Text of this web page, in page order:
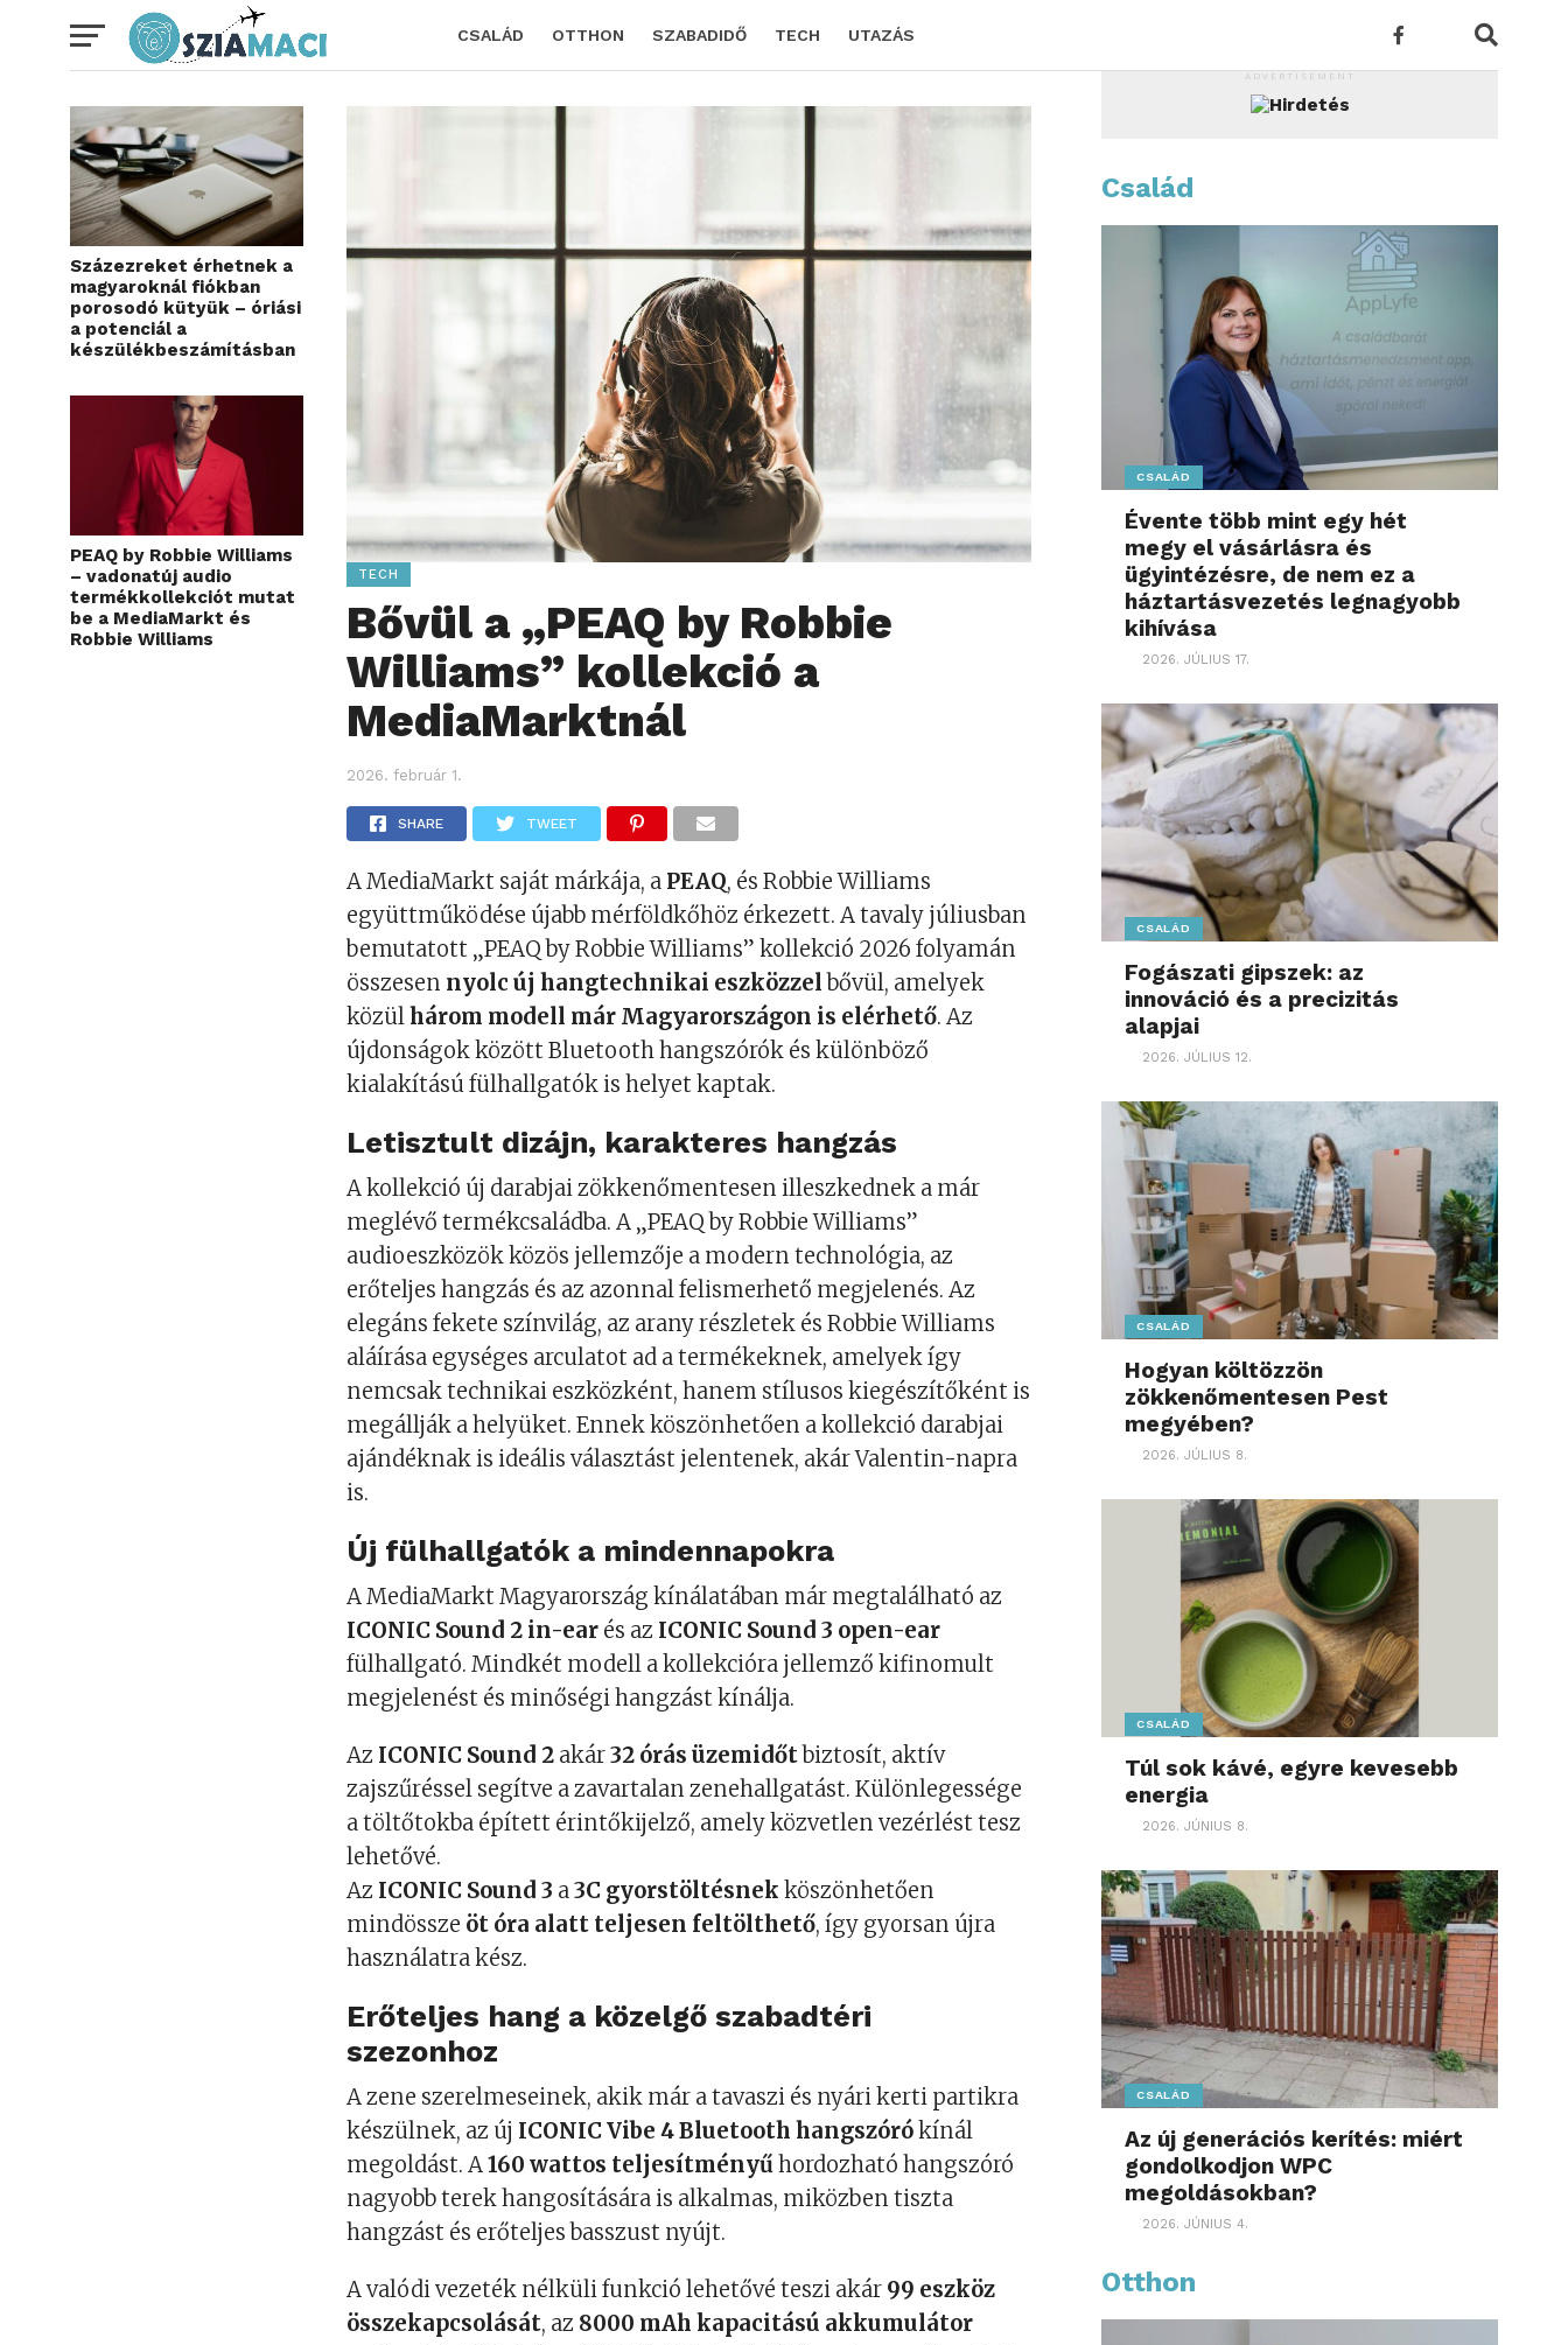
CSALÁD OTTHON SZABADIDŐ TECH UTAZÁS
Százezreket érhetnek a
magyaroknál fiókban
porosodó kütyük – óriási
a potenciál a
készülékbeszámításban
PEAQ by Robbie Williams
– vadonatúj audio
termékkollekciót mutat
be a MediaMarkt és
Robbie Williams
TECH
Bővül a „PEAQ by Robbie
Williams” kollekció a
MediaMarktnál
2026. február 1.
SHARE TWEET
A MediaMarkt saját márkája, a PEAQ, és Robbie Williams
együttműködése újabb mérföldkőhöz érkezett. A tavaly júliusban
bemutatott „PEAQ by Robbie Williams” kollekció 2026 folyamán
összesen nyolc új hangtechnikai eszközzelbővül, amelyek
közülhárom modell már Magyarországon is elérhető. Az
újdonságok között Bluetooth hangszórók és különböző
kialakítású fülhallgatók is helyet kaptak.
Letisztult dizájn, karakteres hangzás
A kollekció új darabjai zökkenőmentesen illeszkednek a már
meglévő termékcsaládba. A „PEAQ by Robbie Williams”
audioeszközök közös jellemzője a modern technológia, az
erőteljes hangzás és az azonnal felismerhető megjelenés. Az
elegáns fekete színvilág, az arany részletek és Robbie Williams
aláírása egységes arculatot ad a termékeknek, amelyek így
nemcsak technikai eszközként, hanem stílusos kiegészítőként is
megállják a helyüket. Ennek köszönhetően a kollekció darabjai
ajándéknak is ideális választást jelentenek, akár Valentin-napra
is.
Új fülhallgatók a mindennapokra
A MediaMarkt Magyarország kínálatában már megtalálható az
ICONIC Sound 2 in-ear és az ICONIC Sound 3 open-ear
fülhallgató. Mindkét modell a kollekcióra jellemző kifinomult
megjelenést és minőségi hangzást kínálja.
Az ICONIC Sound 2 akár32 órás üzemidőtbiztosít, aktív
zajszűréssel segítve a zavartalan zenehallgatást. Különlegessége
a töltőtokba épített érintőkijelző, amely közvetlen vezérlést tesz
lehetővé.
Az ICONIC Sound 3 a3C gyorstöltésnek köszönhetően
mindössze öt óra alatt teljesen feltölthető, így gyorsan újra
használatra kész.
Erőteljes hang a közelgő szabadtéri
szezonhoz
A zene szerelmeseinek, akik már a tavaszi és nyári kerti partikra
készülnek, az új ICONIC Vibe 4 Bluetooth hangszórókínál
megoldást. A160 wattos teljesítményűhordozható hangszóró
nagyobb terek hangosítására is alkalmas, miközben tiszta
hangzást és erőteljes basszust nyújt.
A valódi vezeték nélküli funkció lehetővé teszi akár 99 eszköz
összekapcsolását, az 8000 mAh kapacitású akkumulátor
ADVERTISEMENT
Család
CSALÁD
Évente több mint egy hét
megy el vásárlásra és
ügyintézésre, de nem ez a
háztartásvezetés legnagyobb
kihívása
2026. JÚLIUS 17.
CSALÁD
Fogászati gipszek: az
innováció és a precizitás
alapjai
2026. JÚLIUS 12.
CSALÁD
Hogyan költözzön
zökkenőmentesen Pest
megyében?
2026. JÚLIUS 8.
CSALÁD
Túl sok kávé, egyre kevesebb
energia
2026. JÚNIUS 8.
CSALÁD
Az új generációs kerítés: miért
gondolkodjon WPC
megoldásokban?
2026. JÚNIUS 4.
Otthon